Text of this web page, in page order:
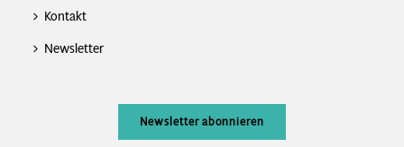
Kontakt
Newsletter
Newsletter abonnieren